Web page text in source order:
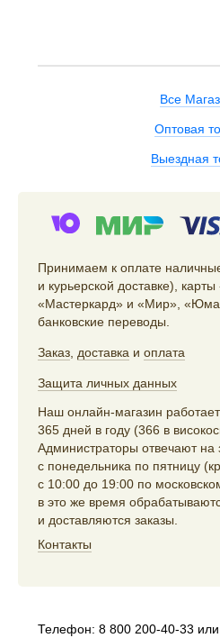
Все
Оптовая
Выездная
Принимаем к оплате
и курьерской доставке), карты
«Мастеркард» и «Мир»,
банковские переводы.
Заказ доставка и оплата
Защита личных данных
Наш онлайн-магазин работает
365 дней в году (366 в
Администраторы отвечают на
с понедельника по пятницу
с 10:00 до 19:00 по
в это же время
и доставляются заказы.
Контакты
Телефон: 8 800 200-40-33 или